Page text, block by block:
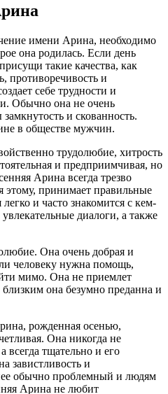
имени Арина, необходимо
она родилась. Если день
такие качества, как
противоречивость и
себе трудности и
Обычно она не очень
и скованность.
в обществе мужчин.
трудолюбие, хитрость
и предприимчивая, но
Арина всегда трезво
этому, принимает правильные
и часто знакомится с кем-
диалоги, а также
Она очень добрая и
человеку нужна помощь,
мимо. Она не приемлет
она безумно преданна и
рожденная осенью,
Она никогда не
всегда тщательно и его
завистливость и
обычно проблемный и людям
Арина не любит